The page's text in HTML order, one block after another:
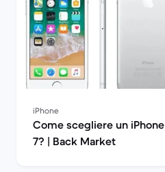
iPhone
Come scegliere un iPhone
7? | Back Market